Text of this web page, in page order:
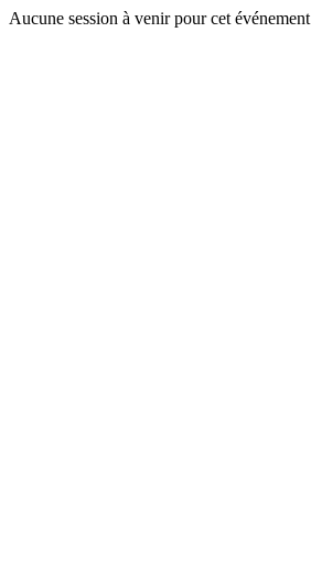
Aucune session à venir pour cet événement